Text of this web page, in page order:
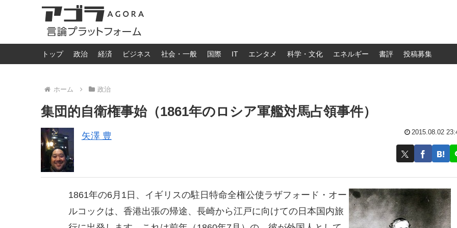
トップ 政治 経済 ビジネス 社会・一般 国際 IT エンタメ 科学・文化 エネルギー 書評 投稿募集
ホーム 政治
集団的自衛権事始（1861年のロシア軍艦対馬占領事件）
矢澤 豊 2015.08.02
1861年の6月1日、イギリスの駐日特命全権公使ラザフォード・オー
ルコックは、香港出張の帰途、長崎から江戸に向けての日本国内旅